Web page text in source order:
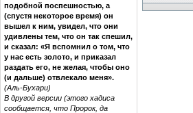
подобной поспешностью, а
(спустя некоторое время) он
вышел к ним, увидел, что они
удивлены тем, что он так спешил,
и сказал: «Я вспомнил о том, что
у нас есть золото, и приказал
раздать его, не желая, чтобы оно
(и дальше) отвлекало меня».
(Аль-Бухари)
В другой версии (этого хадиса
сообщается, что Пророк, да